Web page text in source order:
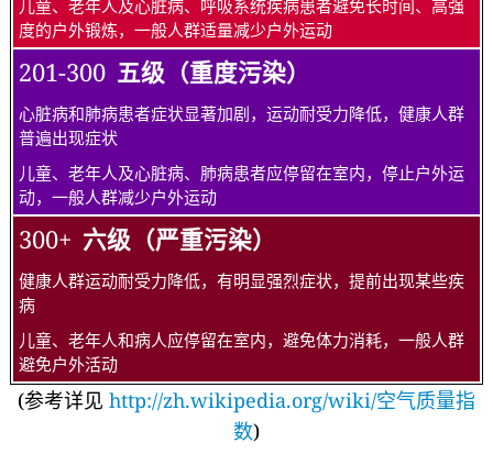
儿童、老年人及心脏病、呼吸系统疾病患者避免长时间、高强
度的户外锻炼，一般人群适量减少户外运动
201-300 五级（重度污染）
心脏病和肺病患者症状显著加剧，运动耐受力降低，健康人群
普遍出现症状
儿童、老年人及心脏病、肺病患者应停留在室内，停止户外运
动，一般人群减少户外运动
300+ 六级（严重污染）
健康人群运动耐受力降低，有明显强烈症状，提前出现某些疾
病
儿童、老年人和病人应停留在室内，避免体力消耗，一般人群
避免户外活动
(参考详见 http://zh.wikipedia.org/wiki/空气质量指
数)